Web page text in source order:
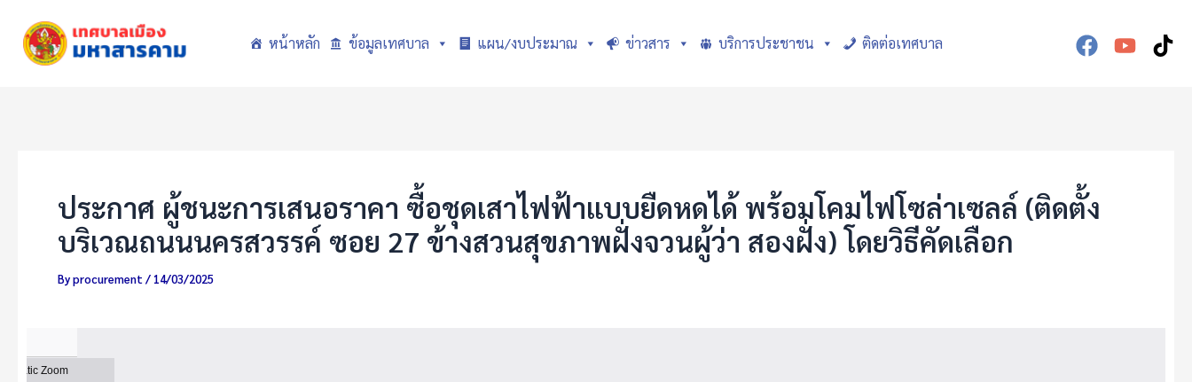
content
หน้าหลัก ข้อมูลเทศบาล แผน/งบประมาณ ข่าวสาร บริการประชาชน ติดต่อเทศบาล
ประกาศ ผู้ชนะการเสนอราคา ซื้อชุดเสาไฟฟ้าแบบยืดหดได้ พร้อมโคมไฟโซล่าเซลล์ (ติดตั้ง
บริเวณถนนนครสวรรค์ ซอย 27 ข้างสวนสุขภาพฝั่งจวนผู้ว่า สองฝั่ง) โดยวิธีคัดเลือก
Byprocurement / 14/03/2025